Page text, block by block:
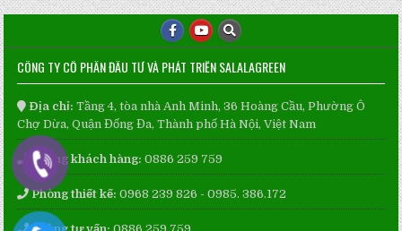
CÔNG TY CỔ PHẦN ĐẦU TƯ VÀ PHÁT TRIỂN SALALAGREEN
Địa chỉ: Tầng 4, tòa nhà Anh Minh, 36 Hoàng Cầu, Phường Ô
Chợ Dừa, Quận Đống Đa, Thành phố Hà Nội, Việt Nam
Phòng khách hàng: 0886 259 759
Phòng thiết kế: 0968 239 826 - 0985. 386.172